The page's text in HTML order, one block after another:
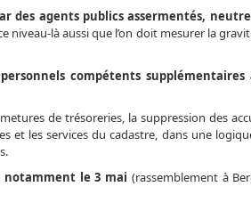
des agents publics assermentés,
niveau-là aussi que l’on doit mesurer la
compétents supplémentaires
de trésoreries, la suppression des
et les services du cadastre, dans une
notamment le 3 mai (rassemblement à